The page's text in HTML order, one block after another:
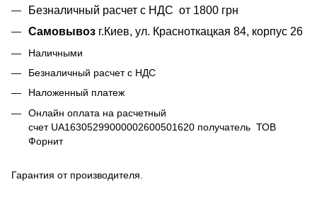
Безналичный расчет с НДС от 1800 грн
Самовывоз г.Киев, ул. Красноткацкая 84, корпус 26
Наличными
Безналичный расчет с НДС
Наложенный платеж
Онлайн оплата на расчетный
счет UA16305299000002600501620 получатель ТОВ
Форнит
Гарантия от производителя.